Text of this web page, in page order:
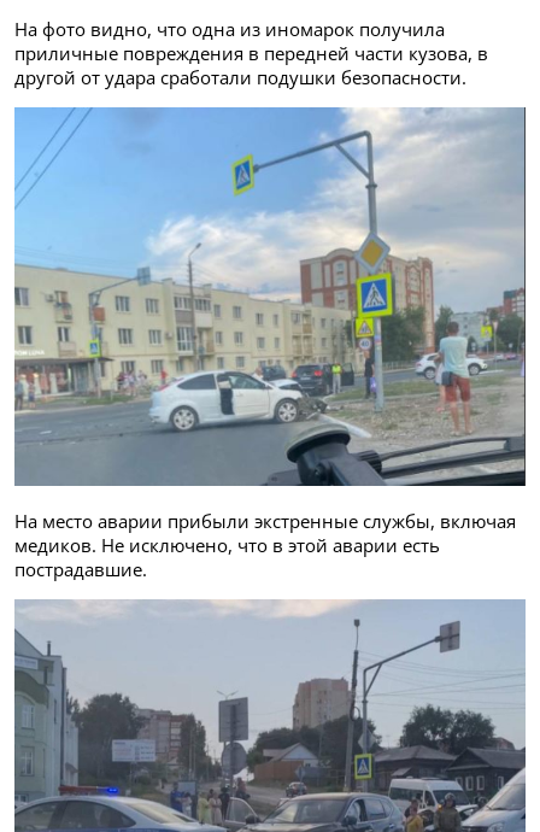
На фото видно, что одна из иномарок получила
приличные повреждения в передней части кузова, в
другой от удара сработали подушки безопасности.
На место аварии прибыли экстренные службы, включая
медиков. Не исключено, что в этой аварии есть
пострадавшие.